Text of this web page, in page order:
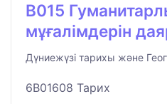
B015
мұғалімдерін
Дүниежүзі тарихы және
6B01608 Тарих